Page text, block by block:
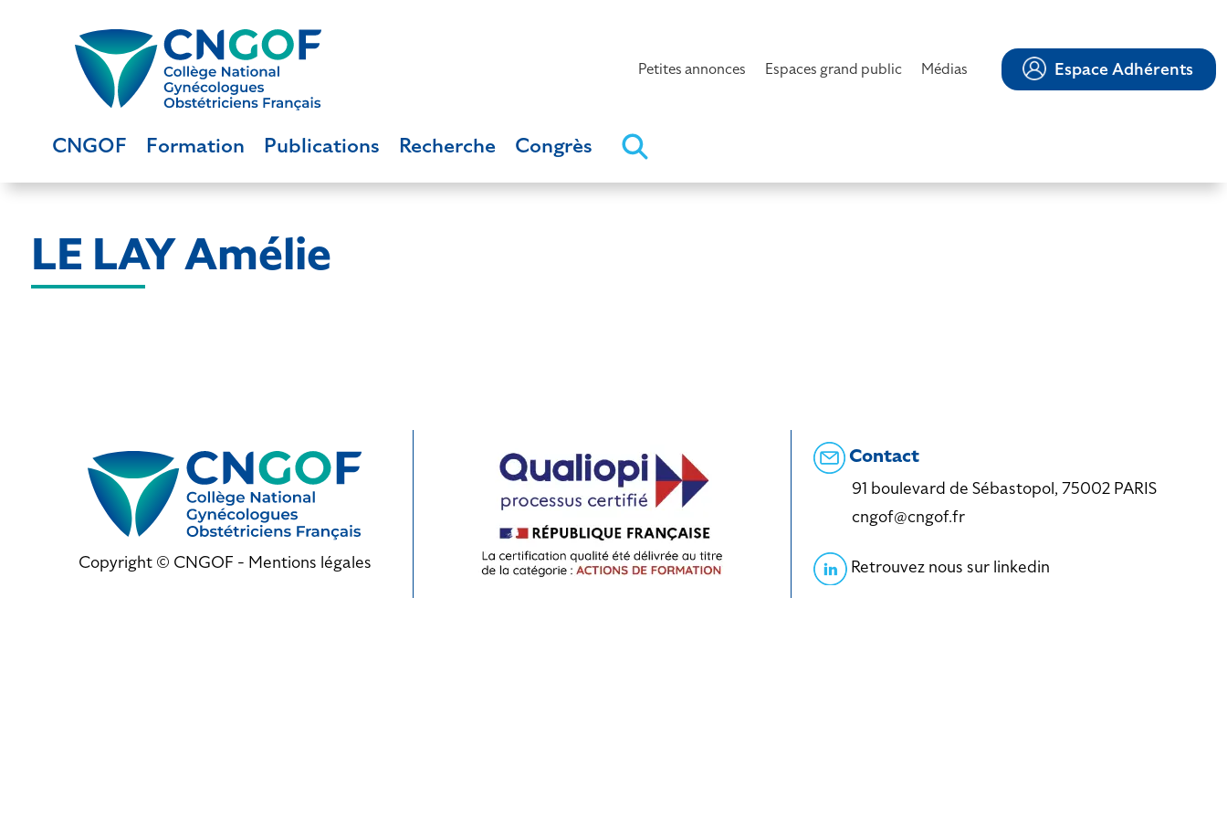
Petites annonces Espaces grand public Médias Espace Adhérents
CNGOF Formation Publications Recherche Congrès
LE LAY Amélie
Copyright © CNGOF - Mentions légales
Contact
91 boulevard de Sébastopol, 75002 PARIS
cngof@cngof.fr
Retrouvez nous sur linkedin